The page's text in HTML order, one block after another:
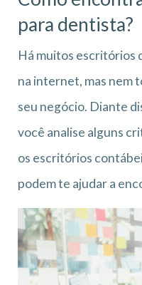
para dentista?
Há muitos escritórios
na internet, mas nem
seu negócio. Diante
você analise alguns
os escritórios
podem te ajudar a